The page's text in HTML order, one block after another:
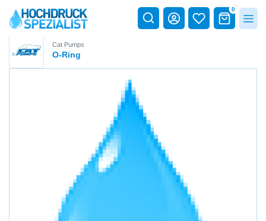
0
Cat Pumps
O-Ring